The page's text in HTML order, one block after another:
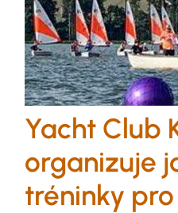
Yacht Club
organizuje
tréninky